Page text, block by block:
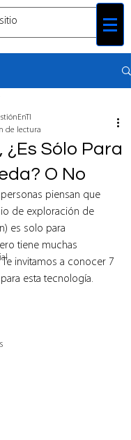
¿Es Sólo Para
O No
de lectura
piensan que
de exploración de
es solo para
tiene muchas
invitamos a conocer 7
esta tecnología.